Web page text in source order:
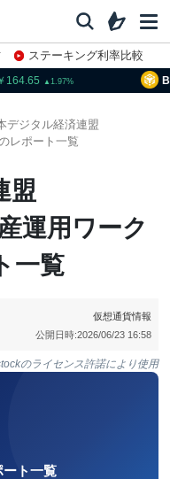
ステーキング利率比較
1.97 BNB
デジタル経済連盟
レポート一覧
盟
運用ワーク
一覧
仮想通貨情報
公開日時:2026/06/23 16:58
のライセンス許諾により使用
ート一覧